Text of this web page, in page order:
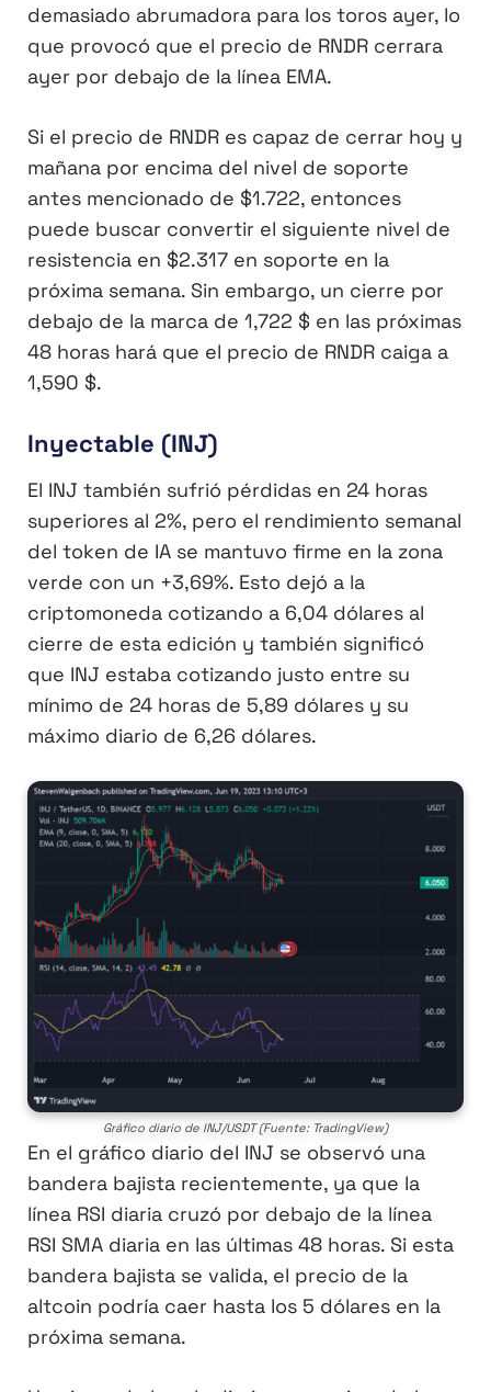
demasiado abrumadora para los toros ayer, lo
que provocó que el precio de RNDR cerrara
ayer por debajo de la línea EMA.
Si el precio de RNDR es capaz de cerrar hoy y
mañana por encima del nivel de soporte
antes mencionado de $1.722, entonces
puede buscar convertir el siguiente nivel de
resistencia en $2.317 en soporte en la
próxima semana. Sin embargo, un cierre por
debajo de la marca de 1,722 $ en las próximas
48 horas hará que el precio de RNDR caiga a
1,590 $.
Inyectable (INJ)
El INJ también sufrió pérdidas en 24 horas
superiores al 2%, pero el rendimiento semanal
del token de IA se mantuvo firme en la zona
verde con un +3,69%. Esto dejó a la
criptomoneda cotizando a 6,04 dólares al
cierre de esta edición y también significó
que INJ estaba cotizando justo entre su
mínimo de 24 horas de 5,89 dólares y su
máximo diario de 6,26 dólares.
Gráfico diario de INJ/USDT (Fuente: TradingView)
En el gráfico diario del INJ se observó una
bandera bajista recientemente, ya que la
línea RSI diaria cruzó por debajo de la línea
RSI SMA diaria en las últimas 48 horas. Si esta
bandera bajista se valida, el precio de la
altcoin podría caer hasta los 5 dólares en la
próxima semana.